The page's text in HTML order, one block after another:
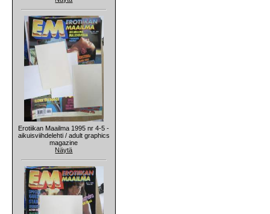
Erotiikan Maailma 1995 nr 4-5 -
aikuisviihdelehti / adult graphics
magazine
Näytä